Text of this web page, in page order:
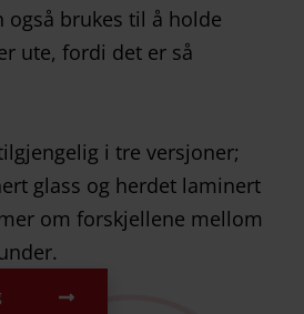
også brukes til å holde
ute, fordi det er så
i tre versjoner;
glass og herdet laminert
om forskjellene mellom